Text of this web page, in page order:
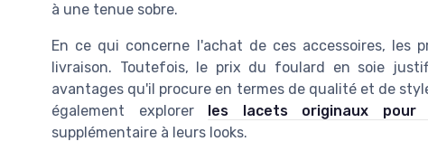
à une tenue sobre.
En ce qui concerne l'achat de ces accessoires,
livraison. Toutefois, le prix du foulard en soie
avantages qu'il procure en termes de qualité et de
également explorer les lacets originaux pour
supplémentaire à leurs looks.